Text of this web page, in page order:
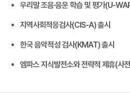
우리말 조음·음운 학습 및 평가(U-
지역사회적응검사(CIS-A) 출시
한국 음악적성 검사(KMAT) 출시
엠파스 지식발전소와 전략적 제휴(사